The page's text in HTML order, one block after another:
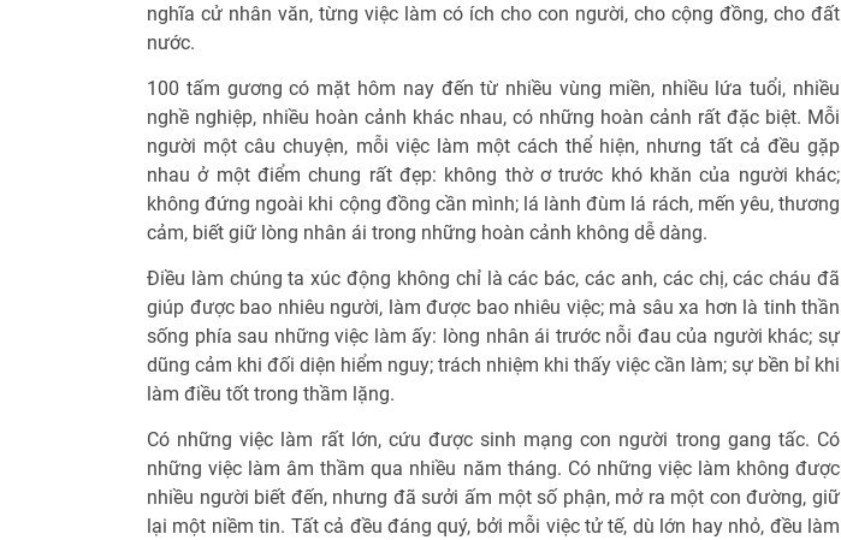
nghĩa cử nhân văn, từng việc làm có ích cho con người, cho cộng đồng, cho đất
nước.
100 tấm gương có mặt hôm nay đến từ nhiều vùng miền, nhiều lứa tuổi, nhiều
nghề nghiệp, nhiều hoàn cảnh khác nhau, có những hoàn cảnh rất đặc biệt. Mỗi
người một câu chuyện, mỗi việc làm một cách thể hiện, nhưng tất cả đều gặp
nhau ở một điểm chung rất đẹp: không thờ ơ trước khó khăn của người khác;
không đứng ngoài khi cộng đồng cần mình; lá lành đùm lá rách, mến yêu, thương
cảm, biết giữ lòng nhân ái trong những hoàn cảnh không dễ dàng.
Điều làm chúng ta xúc động không chỉ là các bác, các anh, các chị, các cháu đã
giúp được bao nhiêu người, làm được bao nhiêu việc; mà sâu xa hơn là tinh thần
sống phía sau những việc làm ấy: lòng nhân ái trước nỗi đau của người khác; sự
dũng cảm khi đối diện hiểm nguy; trách nhiệm khi thấy việc cần làm; sự bền bỉ khi
làm điều tốt trong thầm lặng.
Có những việc làm rất lớn, cứu được sinh mạng con người trong gang tấc. Có
những việc làm âm thầm qua nhiều năm tháng. Có những việc làm không được
nhiều người biết đến, nhưng đã sưởi ấm một số phận, mở ra một con đường, giữ
lại một niềm tin. Tất cả đều đáng quý, bởi mỗi việc tử tế, dù lớn hay nhỏ, đều làm